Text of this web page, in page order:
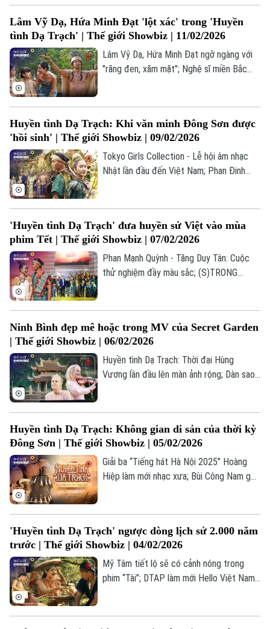
Đất đai
Kinh nghiệm
Tàu
Xe máy
Thị trường
Đánh giá
Tuyển sinh
Hướng nghiệp
Văn hóa
Tin tức
Làng nghề
Sức khỏe
Y tế
Dinh dưỡng
Tư vấn sức khỏe
Thể thao
Quần vợt
Golf
Giải trí
Tin tức
Sao
Thời trang
Âm nhạc
Đã phát sóng
chú ý trong bản tin Thế giới Showbiz hôm
nay.
Lâm Vỹ Dạ, Hứa Minh Đạt 'lột xác' trong 'Huyền
tình Dạ Trạch' | Thế giới Showbiz | 11/02/2026
Lâm Vỹ Dạ, Hứa Minh Đạt ngỡ ngàng với
"răng đen, xăm mặt"; Nghệ sĩ miền Bắc
chú ý trong bản tin Thế giới Showbiz hôm
nay.
Huyền tình Dạ Trạch: Khi văn minh Đông Sơn được
'hồi sinh' | Thế giới Showbiz | 09/02/2026
Tokyo Girls Collection - Lễ hội âm nhạc
Nhật lần đầu đến Việt Nam; Phan Đinh
những thông tin đáng chú ý trong bản tin
Thế giới Showbiz hôm nay.
'Huyền tình Dạ Trạch' đưa huyền sử Việt vào mùa
phim Tết | Thế giới Showbiz | 07/02/2026
Phan Mạnh Quỳnh - Tăng Duy Tân: Cuộc
thử nghiệm đầy màu sắc; (S)TRONG
những thông tin đáng chú ý trong bản tin
Thế giới Showbiz hôm nay.
Ninh Bình đẹp mê hoặc trong MV của Secret Garden
| Thế giới Showbiz | 06/02/2026
Huyền tình Dạ Trạch: Thời đại Hùng
Vương lần đầu lên màn ảnh rộng; Dàn sao
những thông tin đáng chú ý trong bản tin
Thế giới Showbiz hôm nay.
Huyền tình Dạ Trạch: Không gian di sản của thời kỳ
Đông Sơn | Thế giới Showbiz | 05/02/2026
Giải ba “Tiếng hát Hà Nội 2025” Hoàng
Hiệp làm mới nhạc xưa; Bùi Công Nam gửi
tin đáng chú ý trong bản tin Thế giới
Showbiz hôm nay.
'Huyền tình Dạ Trạch' ngược dòng lịch sử 2.000 năm
trước | Thế giới Showbiz | 04/02/2026
Mỹ Tâm tiết lộ sẽ có cảnh nóng trong
phim “Tài”; DTAP làm mới Hello Việt Nam